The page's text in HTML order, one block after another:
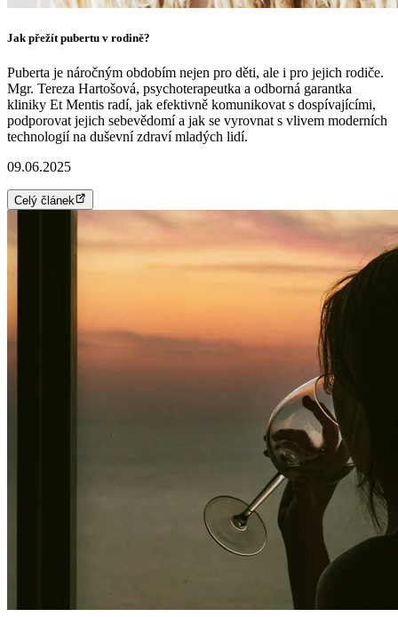
Jak přežít pubertu v rodině?
Puberta je náročným obdobím nejen pro děti, ale i pro jejich rodiče.
Mgr. Tereza Hartošová, psychoterapeutka a odborná garantka
kliniky Et Mentis radí, jak efektivně komunikovat s dospívajícími,
podporovat jejich sebevědomí a jak se vyrovnat s vlivem moderních
technologií na duševní zdraví mladých lidí.
09.06.2025
Celý článek